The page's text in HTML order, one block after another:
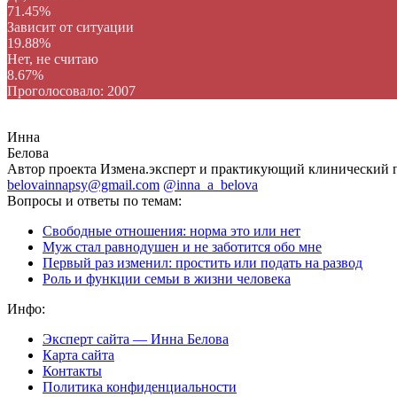
71.45%
Зависит от ситуации
19.88%
Нет, не считаю
8.67%
Проголосовало: 2007
Инна
Белова
Автор проекта Измена.эксперт и практикующий клинический
belovainnapsy@gmail.com @inna_a_belova
Вопросы и ответы по темам:
Свободные отношения: норма это или нет
Муж стал равнодушен и не заботится обо мне
Первый раз изменил: простить или подать на развод
Роль и функции семьи в жизни человека
Инфо:
Эксперт сайта — Инна Белова
Карта сайта
Контакты
Политика конфиденциальности